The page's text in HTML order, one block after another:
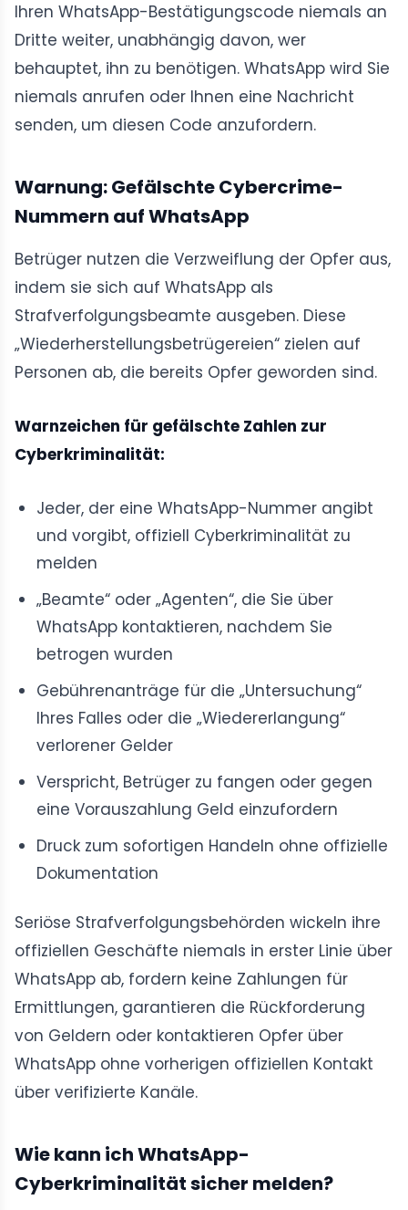
Ihren WhatsApp-Bestätigungscode niemals an
Dritte weiter, unabhängig davon, wer
behauptet, ihn zu benötigen. WhatsApp wird Sie
niemals anrufen oder Ihnen eine Nachricht
senden, um diesen Code anzufordern.
Warnung: Gefälschte Cybercrime-
Nummern auf WhatsApp
Betrüger nutzen die Verzweiflung der Opfer aus,
indem sie sich auf WhatsApp als
Strafverfolgungsbeamte ausgeben. Diese
„Wiederherstellungsbetrügereien“ zielen auf
Personen ab, die bereits Opfer geworden sind.
Warnzeichen für gefälschte Zahlen zur
Cyberkriminalität:
Jeder, der eine WhatsApp-Nummer angibt
und vorgibt, offiziell Cyberkriminalität zu
melden
„Beamte“ oder „Agenten“, die Sie über
WhatsApp kontaktieren, nachdem Sie
betrogen wurden
Gebührenanträge für die „Untersuchung“
Ihres Falles oder die „Wiedererlangung“
verlorener Gelder
Verspricht, Betrüger zu fangen oder gegen
eine Vorauszahlung Geld einzufordern
Druck zum sofortigen Handeln ohne offizielle
Dokumentation
Seriöse Strafverfolgungsbehörden wickeln ihre
offiziellen Geschäfte niemals in erster Linie über
WhatsApp ab, fordern keine Zahlungen für
Ermittlungen, garantieren die Rückforderung
von Geldern oder kontaktieren Opfer über
WhatsApp ohne vorherigen offiziellen Kontakt
über verifizierte Kanäle.
Wie kann ich WhatsApp-
Cyberkriminalität sicher melden?